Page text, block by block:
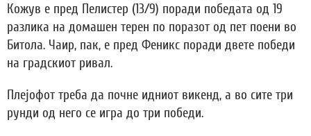
Кожув е пред Пелистер (13/9) поради победата од 19
разлика на домашен терен по поразот од пет поени во
Битола. Чаир, пак, е пред Феникс поради двете победи
на градскиот ривал.
Плејофот треба да почне идниот викенд, а во сите три
рунди од него се игра до три победи.